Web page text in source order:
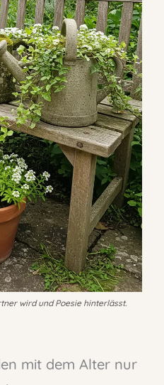
wird und Poesie hinterlässt.
mit dem Alter nur